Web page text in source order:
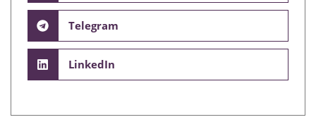
Telegram
LinkedIn